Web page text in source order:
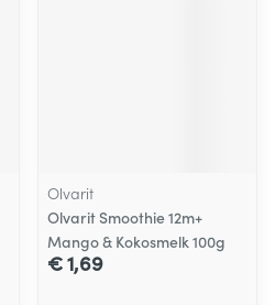
Olvarit
Olvarit Smoothie 12m+
Mango & Kokosmelk 100g
€ 1,69